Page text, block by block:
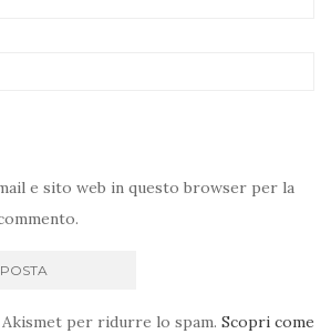
e sito web in questo browser per la
per ridurre lo spam. Scopri come